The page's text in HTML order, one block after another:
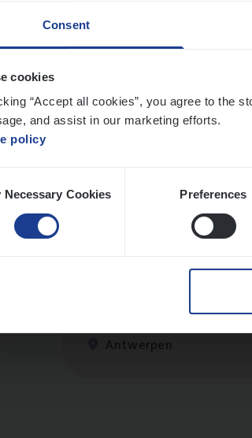
Consent
cookies
“Accept all cookies”, you agree to the
and assist in our marketing efforts.
policy
Cookies Preferences
Cus­to­mer Care
Antwerpen
Pro­ject
IT, Change & Innovation
Antwerpen